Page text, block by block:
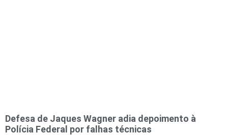
Defesa de Jaques Wagner adia depoimento à
Polícia Federal por falhas técnicas